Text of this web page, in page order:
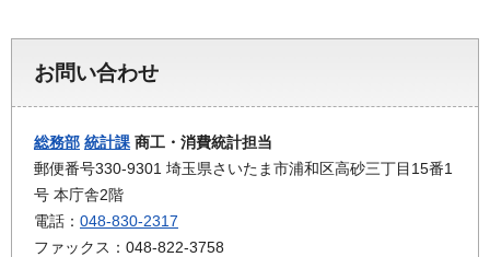
お問い合わせ
総務部 統計課 商工・消費統計担当
郵便番号330-9301 埼玉県さいたま市浦和区高砂三丁目15番1
号 本庁舎2階
電話： 048-830-2317
ファックス：048-822-3758